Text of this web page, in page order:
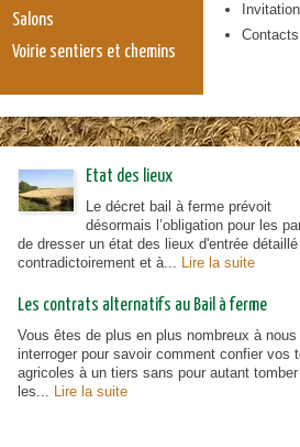
Salons
Voirie sentiers et chemins
Etat des lieux
Le décret bail à ferme prévoit
désormais l’obligation pour les
de dresser un état des lieux d'entrée détaillé
contradictoirement et à... Lire la suite
Les contrats alternatifs au Bail à ferme
Vous êtes de plus en plus nombreux à nous
interroger pour savoir comment confier vos
agricoles à un tiers sans pour autant tomber
les... Lire la suite